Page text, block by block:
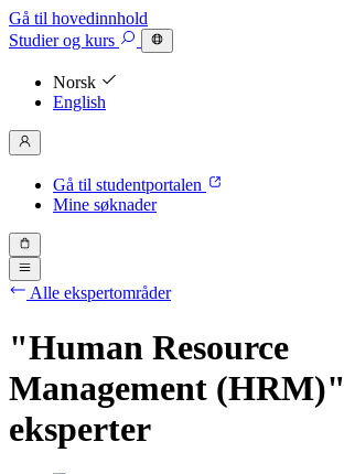
Gå til hovedinnhold
Studierog kurs
Norsk
English
Gå til studentportalen
Mine søknader
Alle ekspertområder
"Human Resource
Management
eksperter